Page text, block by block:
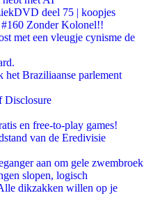
deel 75 | koopjes
Zonder Kolonel!!
met een vleugje cynisme de
het Braziliaanse parlement
Disclosure
en free-to-play games!
van de Eredivisie
aan om gele zwembroek
slopen, logisch
dikzakken willen op je